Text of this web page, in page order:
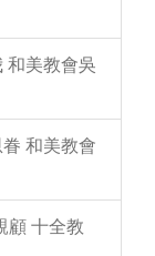
和美教會吳
和美教會
顧 十全教